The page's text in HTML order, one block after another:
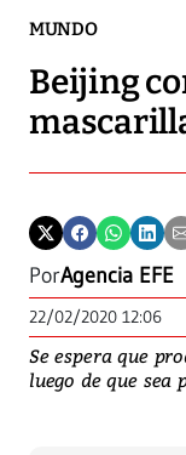
MUNDO
Beijing
PorAgencia EFE
22/02/2020 12:06
Se espera que
luego de que sea